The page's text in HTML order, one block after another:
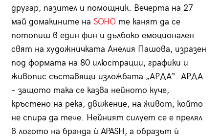
другар, пазител и помощник. Вечерта на 27
май домакините на SOHOте канят да се
потопиш в един фин и дълбоко емоционален
свят на художничката Анелия Пашова, изразен
под формата на 80 илюстрации, графики и
живопис съставящи изложбата „АРДА“. АРДА
– защото така се казва нейното куче,
кръстено на река, движение, на живот, който
не спира да тече. Нейният силует се е прелял
в логото на бранда ѝ APASH, а образът ѝ